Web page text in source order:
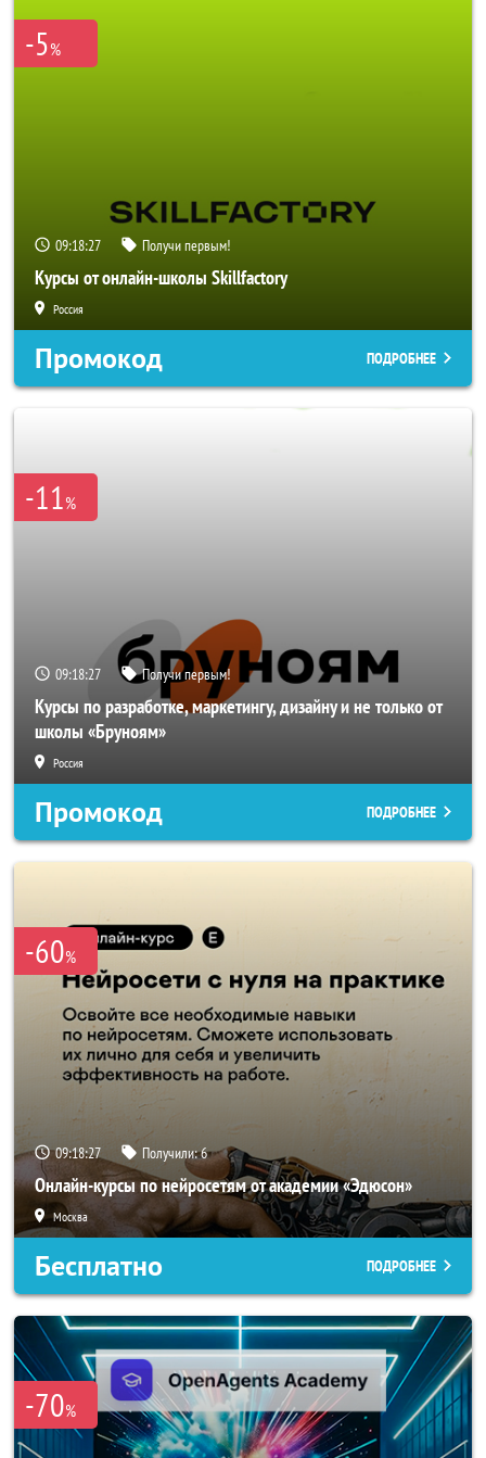
-5%
09:18:27 Получи первым!
Курсы от онлайн-школы Skillfactory
Россия
Промокод ПОДРОБНЕЕ
-11%
09:18:27 Получи первым!
Курсы по разработке, маркетингу, дизайну и не только от
школы «Бруноям»
Россия
Промокод ПОДРОБНЕЕ
-60%
09:18:27 Получили:6
Онлайн-курсы по нейросетям от академии «Эдюсон»
Москва
Бесплатно ПОДРОБНЕЕ
-70%